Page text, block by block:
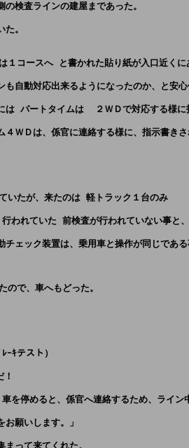
検査ラインの建屋まであった。
。
コースへ と書かれた貼り紙が入口近くに
自動対応出来るようになったのか、と安
パートタイムは  ２ＷＤで対応する様に
ＷＤは、係官に連絡する様に、指示書き
たが、来たのは 軽トラック１台のみ
われていた 前検査が行われていない事と、
ェック装置は、乗用車と操作が同じであ
で、車へもどった。
ｷテスト）
を停めると、係官へ連絡するため、ライ
願いします。」
って来てくれた。